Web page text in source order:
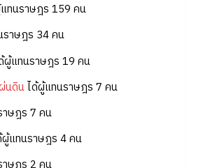
ทนราษฎร 159 คน
ราษฎร 34 คน
ผู้แทนราษฎร 19 คน
นดินได้ผู้แทนราษฎร 7 คน
ษฎร 7 คน
ผู้แทนราษฎร 4 คน